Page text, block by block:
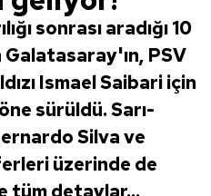
sonrası aradığı 10
Galatasaray'ın, PSV
Ismael Saibari için
sürüldü. Sarı-
Silva ve
üzerinde de